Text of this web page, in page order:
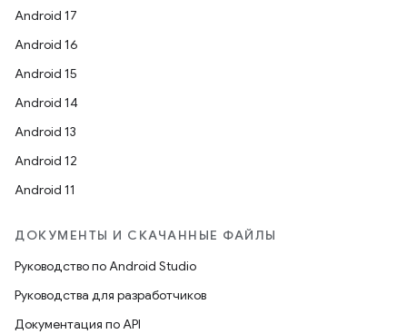
Android 17
Android 16
Android 15
Android 14
Android 13
Android 12
Android 11
ДОКУМЕНТЫ И СКАЧАННЫЕ ФАЙЛЫ
Руководство по Android Studio
Руководства для разработчиков
Документация по API